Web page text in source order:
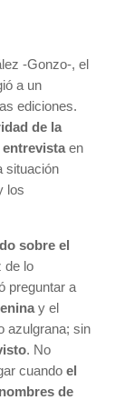
-Gonzo-, el
a un
ediciones.
de la
en
situación
los
sobre el
de lo
preguntar a
y el
azulgrana; sin
. No
cuando el
de